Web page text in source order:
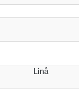
Linå